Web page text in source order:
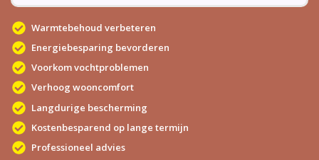
Warmtebehoud verbeteren
Energiebesparing bevorderen
Voorkom vochtproblemen
Verhoog wooncomfort
Langdurige bescherming
Kostenbesparend op lange termijn
Professioneel advies